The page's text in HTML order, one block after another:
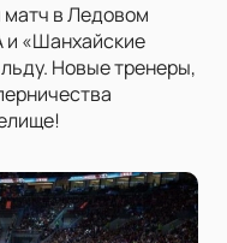
в Ледовом
и «Шанхайские
Новые тренеры,